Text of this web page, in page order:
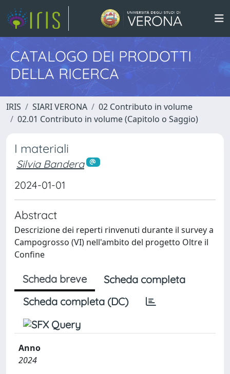
CATALOGO DEI PRODOTTI
DELLA RICERCA
IRIS SIARI VERONA
02 Contributo in volume
02.01 Contributo in volume (Capitolo o Saggio)
I materiali
Silvia Bandera
2024-01-01
Abstract
Descrizione dei reperti rinvenuti durante il survey a
Campogrosso (VI) nell'ambito del progetto Oltre il
Confine
Scheda breve
Scheda completa
Scheda completa (DC)
Anno
2024